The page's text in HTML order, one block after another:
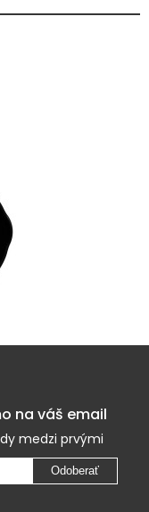
na váš email
medzi prvými
Odoberať